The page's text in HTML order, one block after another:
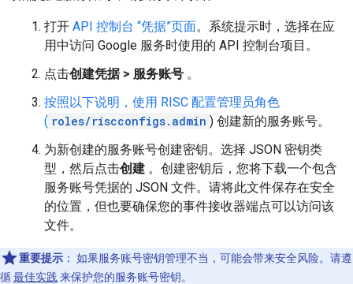
打开 API 控制台 “凭据”页面。系统提示时，选择在应
用中访问 Google 服务时使用的 API 控制台项目。
点击创建凭据 > 服务账号 。
按照以下说明，使用 RISC 配置管理员角色
( roles/riscconfigs.admin ) 创建新的服务账号。
为新创建的服务账号创建密钥。选择 JSON 密钥类
型，然后点击创建 。创建密钥后，您将下载一个包含
服务账号凭据的 JSON 文件。请将此文件保存在安全
的位置，但也要确保您的事件接收器端点可以访问该
文件。
重要提示 ： 如果服务账号密钥管理不当，可能会带来安全风险。请遵
循最佳实践 来保护您的服务账号密钥。